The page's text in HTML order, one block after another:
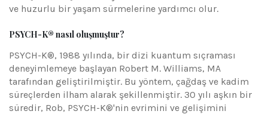
ve huzurlu bir yaşam sürmelerine yardımcı olur.
PSYCH-K® nasıl oluşmuştur?
PSYCH-K®, 1988 yılında, bir dizi kuantum sıçraması
deneyimlemeye başlayan Robert M. Williams, MA
tarafından geliştirilmiştir. Bu yöntem, çağdaş ve kadim
süreçlerden ilham alarak şekillenmiştir. 30 yılı aşkın bir
süredir, Rob, PSYCH-K®'nin evrimini ve gelişimini